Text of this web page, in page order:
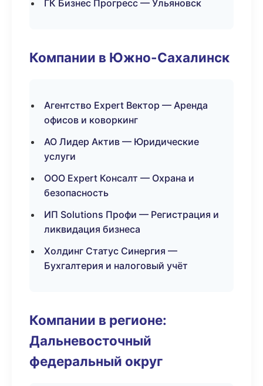
ГК Бизнес Прогресс — Ульяновск
Компании в Южно-Сахалинск
Агентство Expert Вектор — Аренда
офисов и коворкинг
АО Лидер Актив — Юридические
услуги
ООО Expert Консалт — Охрана и
безопасность
ИП Solutions Профи — Регистрация и
ликвидация бизнеса
Холдинг Статус Синергия —
Бухгалтерия и налоговый учёт
Компании в регионе:
Дальневосточный
федеральный округ